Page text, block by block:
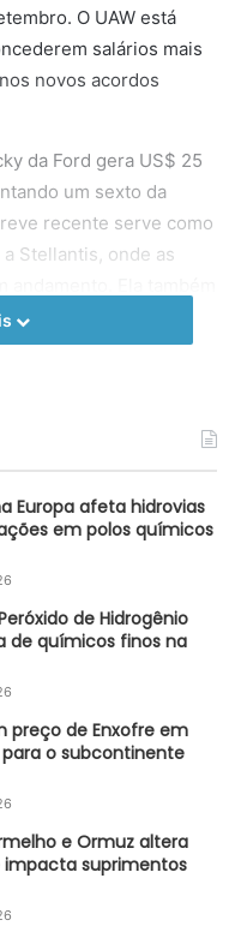
O UAW está
salários mais
novos acordos
da Ford gera US$ 25
um sexto da
recente serve como
Stellantis, onde as
trabalhista mais ampla
uma indústria que
mercados
| 16 de outubro de 2023
GM
Greve
Europa afeta hidrovias
em polos químicos
de Hidrogênio
de químicos finos na
preço de Enxofre em
para o subcontinente
e Ormuz altera
suprimentos